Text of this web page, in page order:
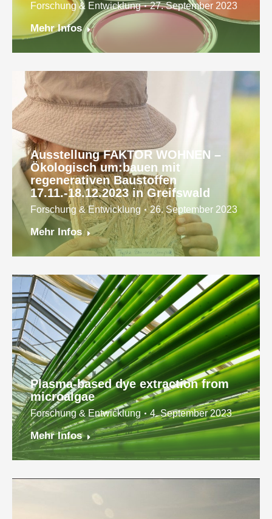
Forschung & Entwicklung 27. September 2023
Mehr Infos
Ausstellung FAKTOR WOHNEN –
Ökologisch um:bauen mit
regenerativen Baustoffen
17.11.-18.12.2023 in Greifswald
Forschung & Entwicklung 26. September 2023
Mehr Infos
Plasma-based dye extraction from
microalgae
Forschung & Entwicklung 4. September 2023
Mehr Infos